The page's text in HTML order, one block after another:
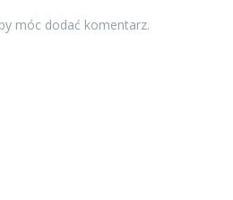
móc dodać komentarz.